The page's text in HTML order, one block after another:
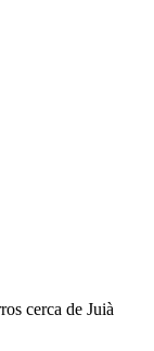
cerca de Juià